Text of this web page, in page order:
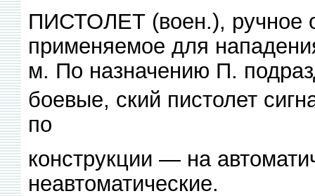
ПИСТОЛЕТ (воен.), ручное
применяемое для
м. По назначению П.
боевые, ский пистолет
по
конструкции — на
неавтоматические.